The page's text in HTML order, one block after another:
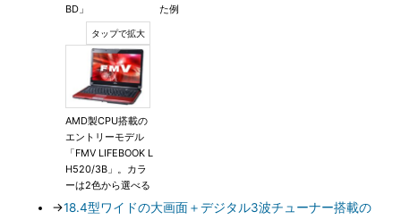
BD」
た例
AMD製CPU搭載の
エントリーモデル
「FMV LIFEBOOK L
H520/3B」。カラ
ーは2色から選べる
→18.4型ワイドの大画面＋デジタル3波チューナー搭載の